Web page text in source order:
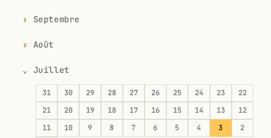
Septembre
Août
Juillet
31 30 29 28 27 26 25 24 23
22
21
20 19 18 17 16 15 14 13
12
11
10 9 8 7 6 5 4 3 2